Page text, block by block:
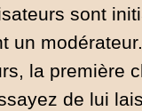
sont
un
la première
de lui